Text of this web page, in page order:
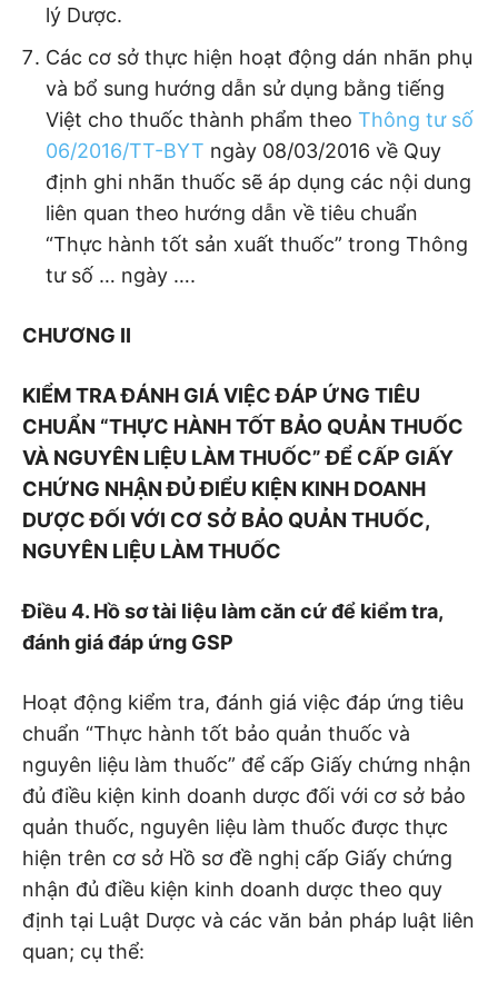
lý Dược.
Các cơ sở thực hiện hoạt động dán nhãn phụ
và bổ sung hướng dẫn sử dụng bằng tiếng
Việt cho thuốc thành phẩm theo Thông tư số
06/2016/TT-BYT ngày 08/03/2016 về Quy
định ghi nhãn thuốc sẽ áp dụng các nội dung
liên quan theo hướng dẫn về tiêu chuẩn
“Thực hành tốt sản xuất thuốc” trong Thông
tư số … ngày ….
CHƯƠNG II
KIỂM TRAĐÁNH GIÁ VIỆC ĐÁP ỨNG TIÊU
CHUẨN “THỰC HÀNH TỐT BẢO QUẢN THUỐC
VÀ NGUYÊN LIỆU LÀM THUỐC” ĐỂ CẤP GIẤY
CHỨNG NHẬN ĐỦ ĐIỂU KIỆN KINH DOANH
DƯỢC ĐỐI VỚI CƠ SỞ BẢO QUẢN THUỐC,
NGUYÊN LIỆU LÀM THUỐC
Điều 4. Hồ sơ tài liệu làm căn cứ để kiểm tra,
đánh giá đáp ứng GSP
Hoạt động kiểm tra, đánh giá việc đáp ứng tiêu
chuẩn “Thực hành tốt bảo quản thuốc và
nguyên liệu làm thuốc” để cấp Giấy chứng nhận
đủ điều kiện kinh doanh dược đối với cơ sở bảo
quản thuốc, nguyên liệu làm thuốc được thực
hiện trên cơ sở Hồ sơ đề nghị cấp Giấy chứng
nhận đủ điều kiện kinh doanh dược theo quy
định tại Luật Dược và các văn bản pháp luật liên
quan; cụ thể: